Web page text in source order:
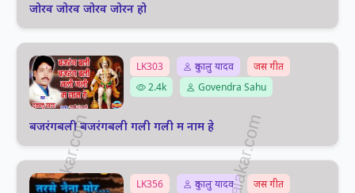
जोरव जोरव जोरव जोरन हो
LK303 दुकालु यादव
जस गीत
2.4k
Govendra Sahu
बजरंगबली बजरंगबली गली गली म नाम हे
LK356 दुकालु यादव
जस गीत